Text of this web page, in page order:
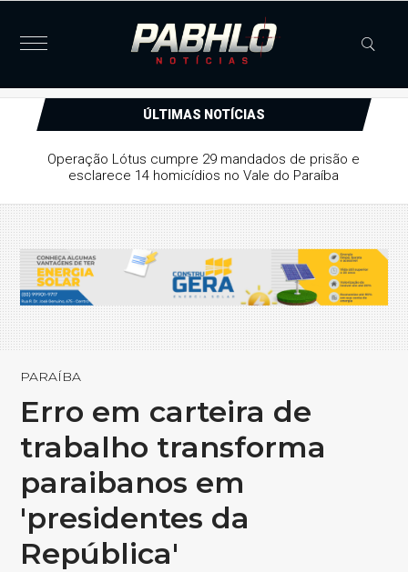
ÚLTIMAS NOTÍCIAS
provisória a suspeito de série
em Patos
PARAÍBA
Erro em carteira de
trabalho transforma
paraibanos em
'presidentes da
República'